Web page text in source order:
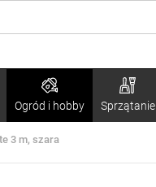
Ogród i hobby Sprzątanie
3 m, szara